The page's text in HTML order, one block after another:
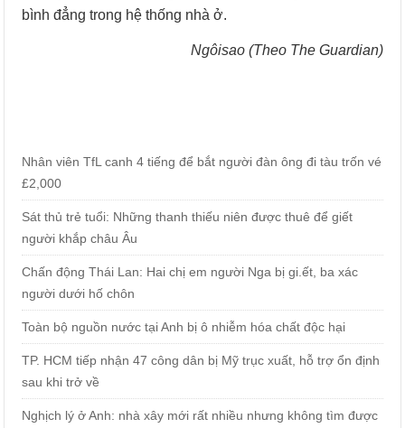
bình đẳng trong hệ thống nhà ở.
Ngôisao (Theo The Guardian)
Nhân viên TfL canh 4 tiếng để bắt người đàn ông đi tàu trốn vé
£2,000
Sát thủ trẻ tuổi: Những thanh thiếu niên được thuê để giết
người khắp châu Âu
Chấn động Thái Lan: Hai chị em người Nga bị gi.ết, ba xác
người dưới hố chôn
Toàn bộ nguồn nước tại Anh bị ô nhiễm hóa chất độc hại
TP. HCM tiếp nhận 47 công dân bị Mỹ trục xuất, hỗ trợ ổn định
sau khi trở về
Nghịch lý ở Anh: nhà xây mới rất nhiều nhưng không tìm được